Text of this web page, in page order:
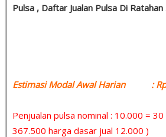
Pulsa , Daftar Jualan Pulsa Di Ratahan
Estimasi Modal Awal Harian :
Penjualan pulsa nominal : 10.000 =
367.500 harga dasar jual 12.000 )